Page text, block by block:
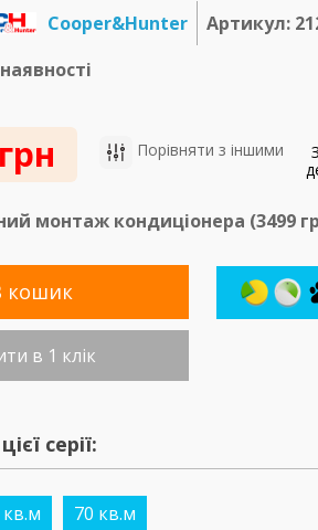
Cooper&Hunter
Артикул:
Порівняти з іншими
монтаж кондиціонера (3499
кошик
в 1 клік
серії:
70 кв.м